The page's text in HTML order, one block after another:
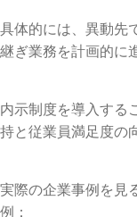
具体的には、異動先
継ぎ業務を計画的に
内示制度を導入する
持と従業員満足度の
実際の企業事例を見
例：